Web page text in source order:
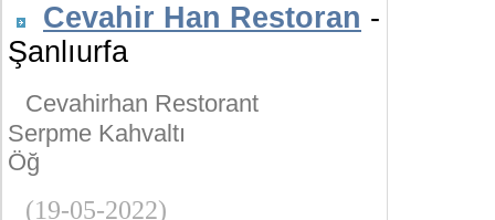
Cevahir Han Restoran -
Şanlıurfa
Cevahirhan Restorant
Serpme Kahvaltı
Öğ
(19-05-2022)